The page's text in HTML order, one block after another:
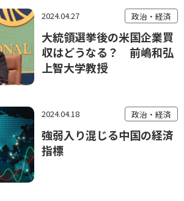
2024.04.27 政治・経済
大統領選挙後の米国企業買
収はどうなる？ 前嶋和弘
上智大学教授
2024.04.18 政治・経済
強弱入り混じる中国の経済
指標